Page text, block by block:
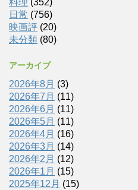
日常 (756)
映画評 (20)
未分類 (80)
アーカイブ
2026年8月 (3)
2026年7月 (11)
2026年6月 (11)
2026年5月 (11)
2026年4月 (16)
2026年3月 (14)
2026年2月 (12)
2026年1月 (15)
2025年12月 (15)